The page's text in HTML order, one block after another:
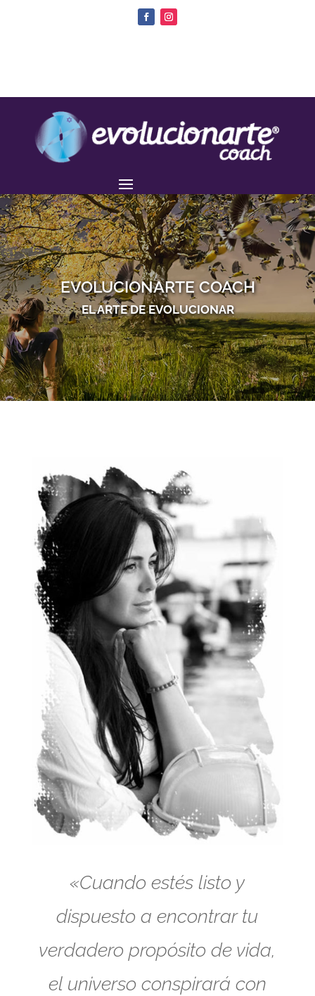
EVOLUCIONARTE COACH
EL ARTE DE EVOLUCIONAR
«Cuando estés listo y
dispuesto a encontrar tu
verdadero propósito de vida,
el universo conspirará con